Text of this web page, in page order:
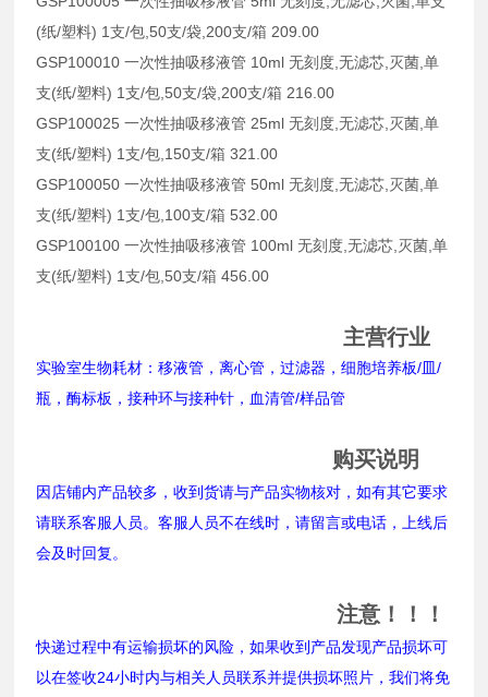
(纸/塑料) 1支/包,50支/袋,200支/箱 209.00
GSP100010 一次性抽吸移液管 10ml 无刻度,无滤芯,灭菌,单
支(纸/塑料) 1支/包,50支/袋,200支/箱 216.00
GSP100025 一次性抽吸移液管 25ml 无刻度,无滤芯,灭菌,单
支(纸/塑料) 1支/包,150支/箱 321.00
GSP100050 一次性抽吸移液管 50ml 无刻度,无滤芯,灭菌,单
支(纸/塑料) 1支/包,100支/箱 532.00
GSP100100 一次性抽吸移液管 100ml 无刻度,无滤芯,灭菌,单
支(纸/塑料) 1支/包,50支/箱 456.00
主营行业
实验室生物耗材：移液管，离心管，过滤器，细胞培养板/皿/
瓶，酶标板，接种环与接种针，血清管/样品管
购买说明
因店铺内产品较多，收到货请与产品实物核对，如有其它要求
请联系客服人员。客服人员不在线时，请留言或电话，上线后
会及时回复。
注意！！！
快递过程中有运输损坏的风险，如果收到产品发现产品损坏可
以在签收24小时内与相关人员联系并提供损坏照片，我们将免